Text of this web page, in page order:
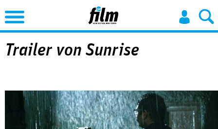
Jump to Navigation
Trailer von Sunrise